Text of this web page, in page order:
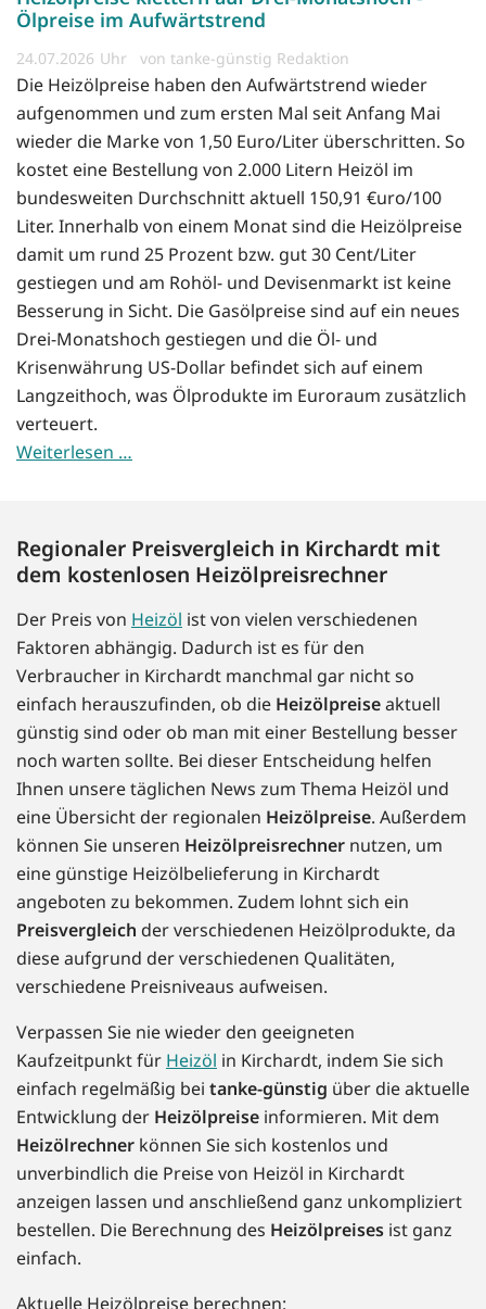
Ölpreise im Aufwärtstrend
24.07.2026 von tanke-günstig Redaktion
Die Heizölpreise haben den Aufwärtstrend wieder
aufgenommen und zum ersten Mal seit Anfang Mai
wieder die Marke von 1,50 Euro/Liter überschritten. So
kostet eine Bestellung von 2.000 Litern Heizöl im
bundesweiten Durchschnitt aktuell 150,91 €uro/100
Liter. Innerhalb von einem Monat sind die Heizölpreise
damit um rund 25 Prozent bzw. gut 30 Cent/Liter
gestiegen und am Rohöl- und Devisenmarkt ist keine
Besserung in Sicht. Die Gasölpreise sind auf ein neues
Drei-Monatshoch gestiegen und die Öl- und
Krisenwährung US-Dollar befindet sich auf einem
Langzeithoch, was Ölprodukte im Euroraum zusätzlich
verteuert.
Weiterlesen …
Regionaler Preisvergleich in Kirchardt mit
dem kostenlosen Heizölpreisrechner
Der Preis von Heizöl ist von vielen verschiedenen
Faktoren abhängig. Dadurch ist es für den
Verbraucher in Kirchardt manchmal gar nicht so
einfach herauszufinden, ob die Heizölpreiseaktuell
günstig sind oder ob man mit einer Bestellung besser
noch warten sollte. Bei dieser Entscheidung helfen
Ihnen unsere täglichen News zum Thema Heizöl und
eine Übersicht der regionalen Heizölpreise. Außerdem
können Sie unseren Heizölpreisrechner nutzen, um
eine günstige Heizölbelieferung in Kirchardt
angeboten zu bekommen. Zudem lohnt sich ein
Preisvergleich der verschiedenen Heizölprodukte, da
diese aufgrund der verschiedenen Qualitäten,
verschiedene Preisniveaus aufweisen.
Verpassen Sie nie wieder den geeigneten
Kaufzeitpunkt für Heizöl in Kirchardt, indem Sie sich
einfach regelmäßig bei tanke-günstig über die aktuelle
Entwicklung der Heizölpreise informieren. Mit dem
Heizölrechner können Sie sich kostenlos und
unverbindlich die Preise von Heizöl in Kirchardt
anzeigen lassen und anschließend ganz unkompliziert
bestellen. Die Berechnung des Heizölpreises ist ganz
einfach.
Aktuelle Heizölpreise berechnen: